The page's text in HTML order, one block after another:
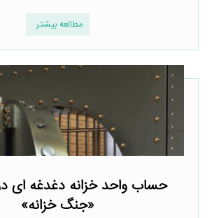
مطالعه بیشتر
حساب واحد خزانه دغدغه ­ای
«جنگ خزانه»